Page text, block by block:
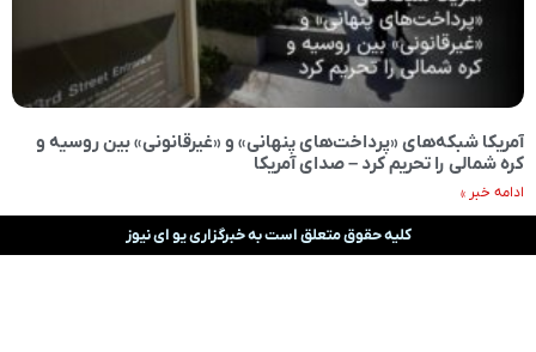
آمریکا شبکه‌های «پرداخت‌های پنهانی» و «غیرقانونی» بین روسیه و
کره شمالی را تحریم کرد – صدای آمریکا
ادامه خبر »
کلیه حقوق متعلق است به خبرگزاری یو ای نیوز